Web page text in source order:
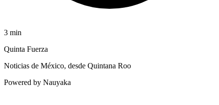
3 min
Quinta Fuerza
Noticias de México, desde Quintana Roo
Powered by Nauyaka